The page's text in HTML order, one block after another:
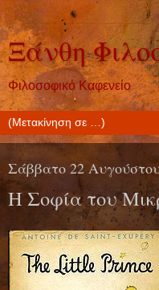
Ξάνθη
Φιλοσοφικό Καφενείο
Σάββατο 22
Η Σοφία του